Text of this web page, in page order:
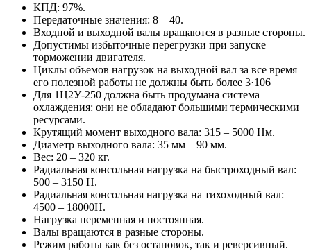
КПД: 97%.
Передаточные значения: 8 – 40.
Входной и выходной валы вращаются в разные стороны.
Допустимы избыточные перегрузки при запуске –
торможении двигателя.
Циклы объемов нагрузок на выходной вал за все время
его полезной работы не должны быть более 3·106
Для 1Ц2У-250 должна быть продумана система
охлаждения: они не обладают большими термическими
ресурсами.
Крутящий момент выходного вала: 315 – 5000 Нм.
Диаметр выходного вала: 35 мм – 90 мм.
Вес: 20 – 320 кг.
Радиальная консольная нагрузка на быстроходный вал:
500 – 3150 Н.
Радиальная консольная нагрузка на тихоходный вал:
4500 – 18000Н.
Нагрузка переменная и постоянная.
Валы вращаются в разные стороны.
Режим работы как без остановок, так и реверсивный.